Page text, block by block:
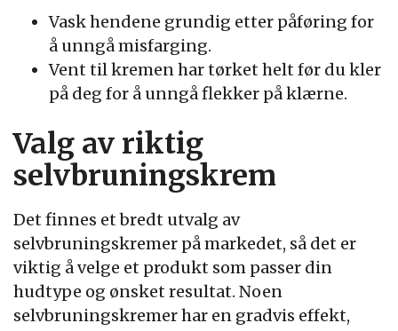
Vask hendene grundig etter påføring for
å unngå misfarging.
Vent til kremen har tørket helt før du kler
på deg for å unngå flekker på klærne.
Valg av riktig
selvbruningskrem
Det finnes et bredt utvalg av
selvbruningskremer på markedet, så det er
viktig å velge et produkt som passer din
hudtype og ønsket resultat. Noen
selvbruningskremer har en gradvis effekt,